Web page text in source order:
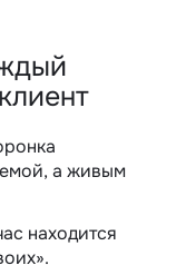
а живым
находится